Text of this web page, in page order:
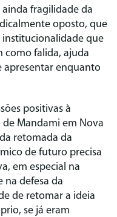
fragilidade da
oposto, que
institucionalidade que
como falida, ajuda
apresentar enquanto
positivas à
Mandami em Nova
retomada da
de futuro precisa
em especial na
na defesa da
de retomar a ideia
se já eram